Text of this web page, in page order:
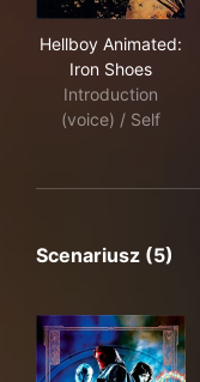
Hellboy Animated:
Iron Shoes
Introduction
(voice) / Self
Scenariusz (5)